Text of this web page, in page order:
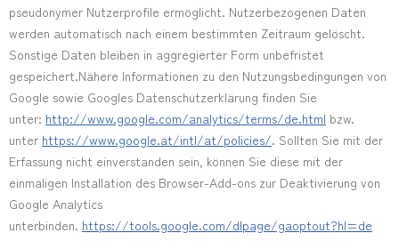
pseudonymer Nutzerprofile ermöglicht. Nutzerbezogenen Daten
werden automatisch nach einem bestimmten Zeitraum gelöscht.
Sonstige Daten bleiben in aggregierter Form unbefristet
gespeichert.Nähere Informationen zu den Nutzungsbedingungen von
Google sowie Googles Datenschutzerklärung finden Sie
unter: http://www.google.com/analytics/terms/de.html bzw.
unter https://www.google.at/intl/at/policies/. Sollten Sie mit der
Erfassung nicht einverstanden sein, können Sie diese mit der
einmaligen Installation des Browser-Add-ons zur Deaktivierung von
Google Analytics
unterbinden. https://tools.google.com/dlpage/gaoptout?hl=de